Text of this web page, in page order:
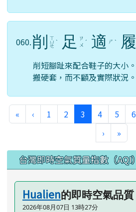
060.削 ㄒ
ㄩ
ㄝ
ˋ 足
ㄗ
ㄨ ˊ 適 ㄕ ˋ 履
削短腳趾來配合鞋子的大小
搬硬套，而不顧及實際狀況。
«第一頁
‹上一頁
1 2 3(目前頁次)
4 5 6
›下一頁
»最後
左邊區域內容
台灣即時空氣質量指數（AQI）
Hualien的即時空氣品質
2026年08月07日 13時27分